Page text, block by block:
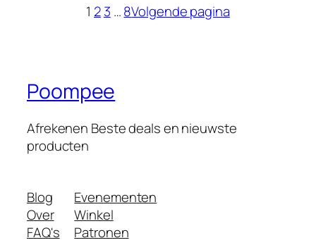
1 23 …8Volgende pagina
Poompee
Afrekenen Beste deals en nieuwste
producten
Blog
Over
FAQ's
Evenementen
Winkel
Patronen